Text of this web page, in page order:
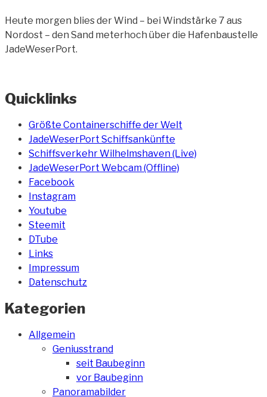
Heute morgen blies der Wind – bei Windstärke 7 aus
Nordost – den Sand meterhoch über die Hafenbaustelle
JadeWeserPort.
Quicklinks
Größte Containerschiffe der Welt
JadeWeserPort Schiffsankünfte
Schiffsverkehr Wilhelmshaven (Live)
JadeWeserPort Webcam (Offline)
Facebook
Instagram
Youtube
Steemit
DTube
Links
Impressum
Datenschutz
Kategorien
Allgemein
Geniusstrand
seit Baubeginn
vor Baubeginn
Panoramabilder